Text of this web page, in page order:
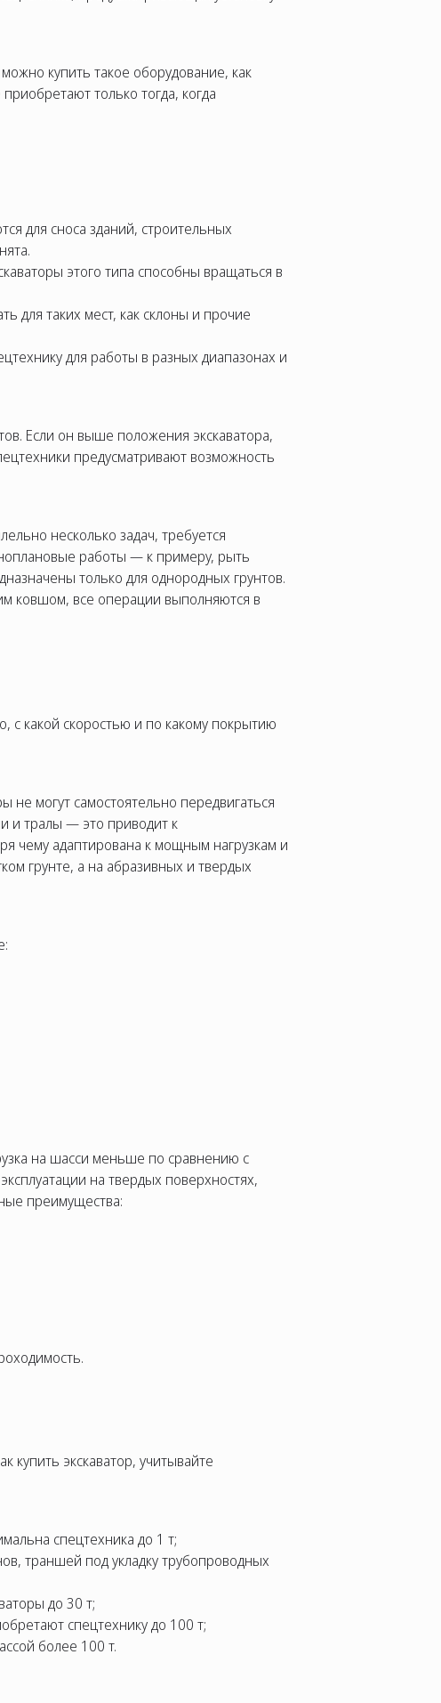
купить такое оборудование, как
только тогда, когда
для сноса зданий, строительных
этого типа способны вращаться в
для таких мест, как склоны и прочие
для работы в разных диапазонах и
Если он выше положения экскаватора,
предусматривают возможность
несколько задач, требуется
работы — к примеру, рыть
только для однородных грунтов.
ковшом, все операции выполняются в
с какой скоростью и по какому покрытию
могут самостоятельно передвигаться
и тралы — это приводит к
чему адаптирована к мощным нагрузкам и
грунте, а на абразивных и твердых
на шасси меньше по сравнению с
на твердых поверхностях,
преимущества:
купить экскаватор, учитывайте
спецтехника до 1 т;
траншей под укладку трубопроводных
до 30 т;
спецтехнику до 100 т;
более 100 т.